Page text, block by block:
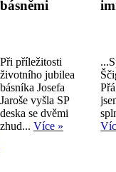
básněmi
Při příležitosti
životního jubilea
básníka Josefa
Jaroše vyšla SP
deska se dvěmi
zhud... Více »